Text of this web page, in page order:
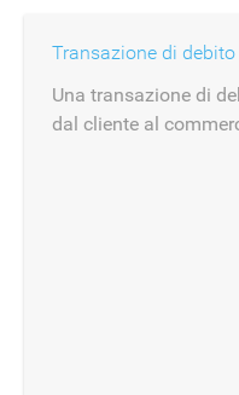
Transazione di debito
Una transazione di
dal cliente al